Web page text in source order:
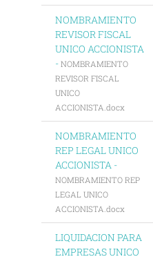
NOMBRAMIENTO
REVISOR FISCAL
UNICO ACCIONISTA
- NOMBRAMIENTO
REVISOR FISCAL
UNICO
ACCIONISTA.docx
NOMBRAMIENTO
REP LEGAL UNICO
ACCIONISTA -
NOMBRAMIENTO REP
LEGAL UNICO
ACCIONISTA.docx
LIQUIDACION PARA
EMPRESAS UNICO